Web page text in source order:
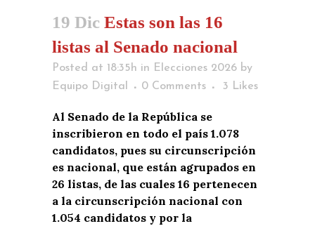
19 Dic Estas son las 16
listas al Senado nacional
Posted at 18:35h in Elecciones 2026 by
Equipo Digital
0 Comments 3 Likes
Al Senado de la República se
inscribieron en todo el país 1.078
candidatos, pues su circunscripción
es nacional, que están agrupados en
26 listas, de las cuales 16 pertenecen
a la circunscripción nacional con
1.054 candidatos y por la